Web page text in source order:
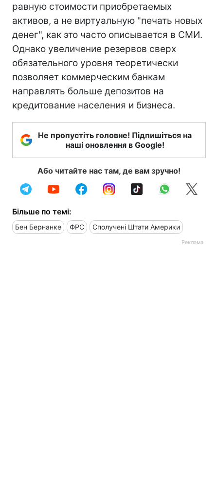
равную стоимости приобретаемых
активов, а не виртуальную "печать новых
денег", как это часто описывается в СМИ.
Однако увеличение резервов сверх
обязательного уровня теоретически
позволяет коммерческим банкам
направлять больше депозитов на
кредитование населения и бизнеса.
Не пропустіть головне! Підпишіться на
наші оновлення в Google!
Або читайте нас там, де вам зручно!
Більше по темі:
Бен Бернанке ФРС Сполучені Штати Америки